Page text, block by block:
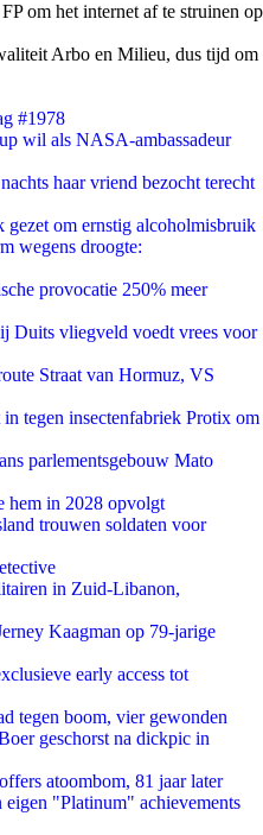
om het internet af te struinen op
Arbo en Milieu, dus tijd om
#1978
wil als NASA-ambassadeur
haar vriend bezocht terecht
gezet om ernstig alcoholmisbruik
wegens droogte:
provocatie 250% meer
Duits vliegveld voedt vrees voor
Straat van Hormuz, VS
tegen insectenfabriek Protix om
parlementsgebouw Mato
hem in 2028 opvolgt
trouwen soldaten voor
in Zuid-Libanon,
Kaagman op 79-jarige
early access tot
tegen boom, vier gewonden
geschorst na dickpic in
atoombom, 81 jaar later
"Platinum" achievements